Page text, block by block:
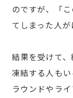
のですが、「
てしまった人が
結果を受けて
凍結する人も
ラウンドやラ